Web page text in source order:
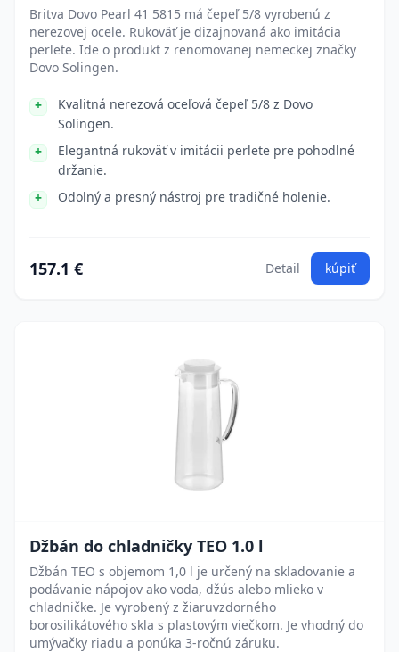
Britva Dovo Pearl 41 5815 má čepeľ 5/8 vyrobenú z
nerezovej ocele. Rukoväť je dizajnovaná ako imitácia
perlete. Ide o produkt z renomovanej nemeckej značky
Dovo Solingen.
Kvalitná nerezová oceľová čepeľ 5/8 z Dovo
Solingen.
Elegantná rukoväť v imitácii perlete pre pohodlné
držanie.
Odolný a presný nástroj pre tradičné holenie.
157.1 € Detail kúpiť
Džbán do chladničky TEO 1.0 l
Džbán TEO s objemom 1,0 l je určený na skladovanie a
podávanie nápojov ako voda, džús alebo mlieko v
chladničke. Je vyrobený z žiaruvzdorného
borosilikátového skla s plastovým viečkom. Je vhodný do
umývačky riadu a ponúka 3-ročnú záruku.